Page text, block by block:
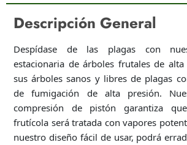
Descripción General
Despídase de las plagas con
estacionaria de árboles frutales de
sus árboles sanos y libres de plagas
de fumigación de alta presión.
compresión de pistón garantiza
frutícola será tratada con vapores
nuestro diseño fácil de usar, podrá